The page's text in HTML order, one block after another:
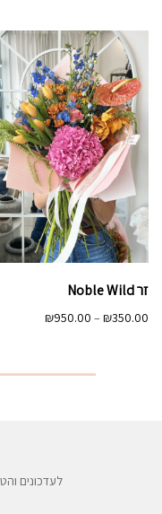
זר Noble Wild
₪350.00
–
₪950.00
עד
לעדכונים